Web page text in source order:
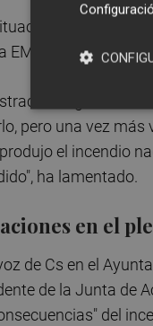
tan
EMT de València
urgente se
pero una vez
el incendio
ha lamentado.
en el
de Cs en el
de la Junta de
del